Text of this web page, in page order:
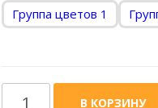
Группа цветов 1
КоличествоВ КОРЗИНУ